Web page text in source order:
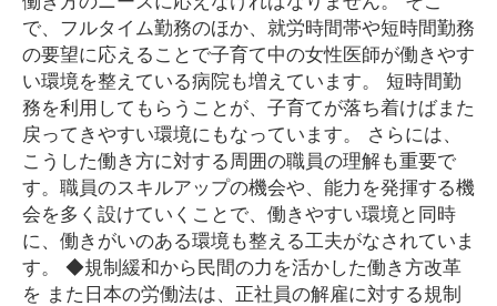
で、フルタイム勤務のほか、就労時間帯や短時間勤務
の要望に応えることで子育て中の女性医師が働きやす
い環境を整えている病院も増えています。 短時間勤
務を利用してもらうことが、子育てが落ち着けばまた
戻ってきやすい環境にもなっています。 さらには、
こうした働き方に対する周囲の職員の理解も重要で
す。職員のスキルアップの機会や、能力を発揮する機
会を多く設けていくことで、働きやすい環境と同時
に、働きがいのある環境も整える工夫がなされていま
す。 ◆規制緩和から民間の力を活かした働き方改革
を また日本の労働法は、正社員の解雇に対する規制